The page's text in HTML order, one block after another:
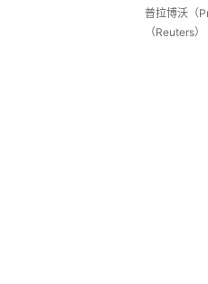
普拉博沃（
（Reuters）